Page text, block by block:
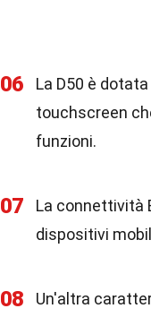
06
La D50 è
touchscreen
funzioni.
07
La connettività
dispositivi
08
Un'altra